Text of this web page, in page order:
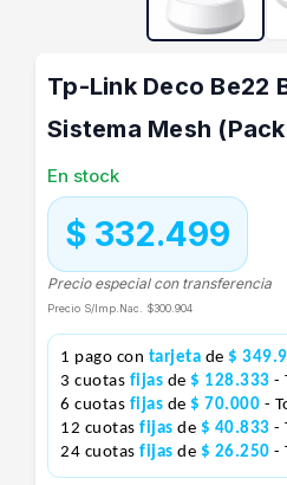
Tp-Link Deco Be22
Sistema Mesh
En stock
$ 332.499
Precio especial con transferencia
Precio S/Imp.Nac. $300.904
1 pago con tarjeta de $
3 cuotas fijas de $ 128.333 -
6 cuotas fijas de $ 70.000 -
12 cuotas fijas de $ 40.833 -
24 cuotas fijas de $ 26.250 -